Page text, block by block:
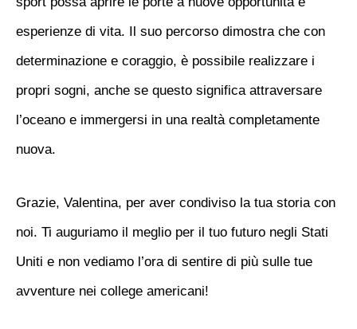
esperienze di vita. Il suo percorso dimostra che con
determinazione e coraggio, è possibile realizzare i
propri sogni, anche se questo significa attraversare
l’oceano e immergersi in una realtà completamente
nuova.
Grazie, Valentina, per aver condiviso la tua storia con
noi. Ti auguriamo il meglio per il tuo futuro negli Stati
Uniti e non vediamo l’ora di sentire di più sulle tue
avventure nei college americani!